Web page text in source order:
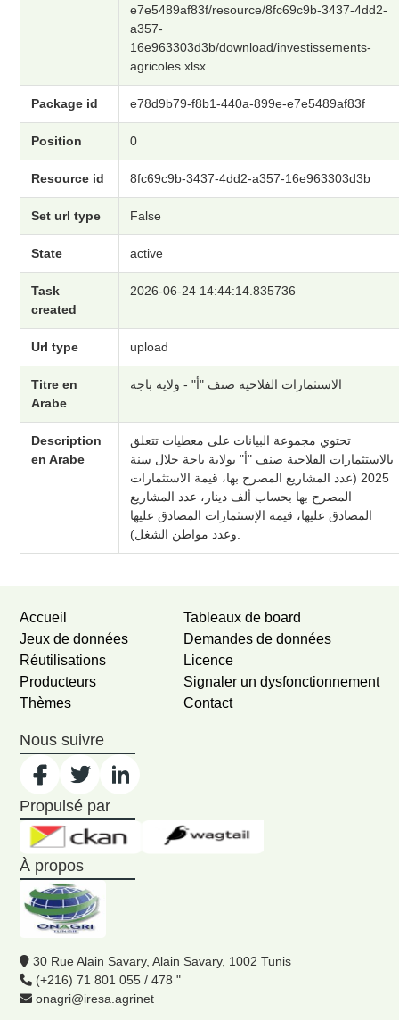
e7e5489af83f/resource/8fc69c9b-3437-4dd2-
a357-
16e963303d3b/download/investissements-
agricoles.xlsx
Package id e78d9b79-f8b1-440a-899e-e7e5489af83f
Position 0
Resource id 8fc69c9b-3437-4dd2-a357-16e963303d3b
Set url type False
State active
Task
created
2026-06-24 14:44:14.835736
Url type upload
Titre en
Arabe
الاستثمارات الفلاحية صنف "أ" - ولاية باجة
Description
en Arabe
تحتوي مجموعة البيانات على معطيات تتعلق
بالاستثمارات الفلاحية صنف "أ" بولاية باجة خلال سنة
2025 (عدد المشاريع المصرح بها، قيمة الاستثمارات
المصرح بها بحساب ألف دينار، عدد المشاريع
المصادق عليها، قيمة الإستثمارات المصادق عليها
وعدد مواطن الشغل).
Accueil
Jeux de données
Réutilisations
Producteurs
Thèmes
Tableaux de board
Demandes de données
Licence
Signaler un dysfonctionnement
Contact
Nous suivre
Propulsé par
À propos
30 Rue Alain Savary, Alain Savary, 1002 Tunis
(+216) 71 801 055 / 478 "
onagri@iresa.agrinet